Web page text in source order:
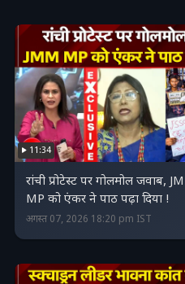
11:34
रांची प्रोटेस्ट पर गोलमोल जवाब,
MP को एंकर ने पाठ पढ़ा दिया !
अगस्त 07, 2026 18:20 pm IST